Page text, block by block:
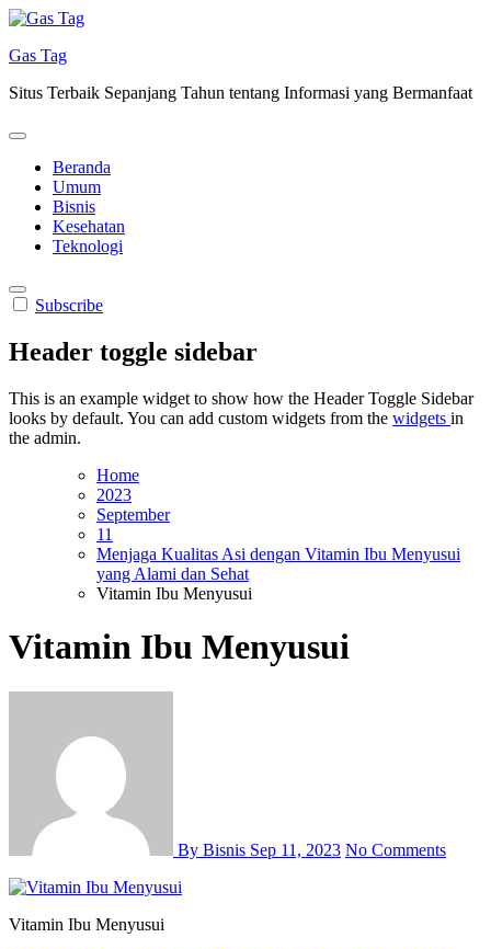
Skip
content
Gas Tag
Situs Terbaik Sepanjang Tahun tentang Informasi yang Bermanfaat
Beranda
Umum
Bisnis
Kesehatan
Teknologi
Subscribe
Header toggle sidebar
This is an example widget to show how the Header Toggle Sidebar
looks by default. You can add custom widgets from the widgets in
the admin.
Home
2023
September
11
Menjaga Kualitas Asi dengan Vitamin Ibu Menyusui
yang Alami dan Sehat
Vitamin Ibu Menyusui
Vitamin Ibu Menyusui
By Bisnis Sep 11, 2023 No Comments
Vitamin Ibu Menyusui